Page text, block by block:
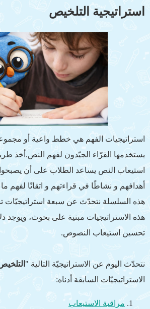
استراتيجية التلخيص
استراتيجيات الفهم هي خطط واعية أو
يستخدمها القرّاء الجيّدون لفهم النص.أخذ
استيعاب النص يساعد الطلاب على أن يصبحوا
أهدافهم و نشاطًا في قراءتهم و اتقانًا
هذه السلسلة نتحدّث عن سبعة استراتيجيّات
هذه الاستراتيجيات مبنية على بحوث، ويوجد
تحسين استيعاب النصوص.
نتحدّث اليوم عن الاستراتيجيّة التالية "
الاستراتيجيّات السابقة أدناه:
مراقبة الاستيعاب